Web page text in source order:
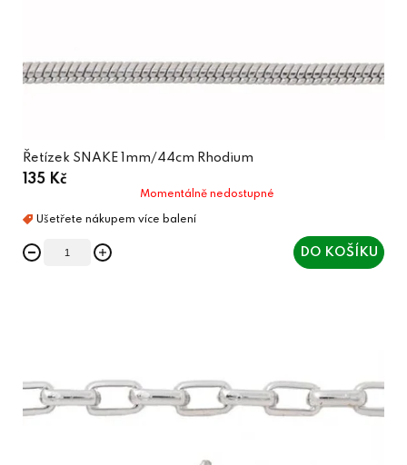
Řetízek SNAKE 1mm/44cm Rhodium
135 Kč
Momentálně nedostupné
DO KOŠÍKU